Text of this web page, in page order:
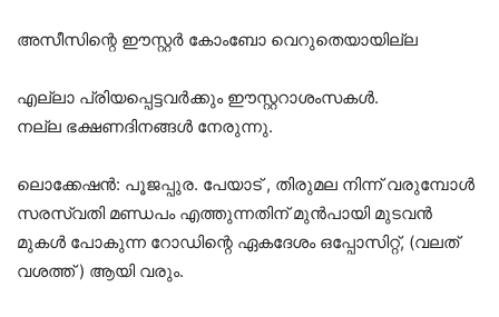
അസീസിന്റെ ഈസ്റ്റർ കോംബോ വെറുതെയായില്ല
എല്ലാ പ്രിയപ്പെട്ടവർക്കും ഈസ്റ്ററാശംസകൾ.
നല്ല ഭക്ഷണദിനങ്ങൾ നേരുന്നു.
ലൊക്കേഷൻ: പൂജപ്പുര. പേയാട് , തിരുമല നിന്ന് വരുമ്പോൾ
സരസ്വതി മണ്ഡപം എത്തുന്നതിന് മുൻപായി മുടവൻ
മുകൾ പോകുന്ന റോഡിന്റെ ഏകദേശം ഒപ്പോസിറ്റ്, (വലത്
വശത്ത് ) ആയി വരും.